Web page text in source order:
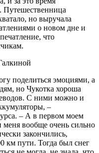
Путешественница
но выручала
о новом дне и
что
поделиться эмоциями, а
но Чукотка хороша
С ними можно и
–
– А в первом моем
вообще очень сильно
закончились,
км пути. Тогда был снег